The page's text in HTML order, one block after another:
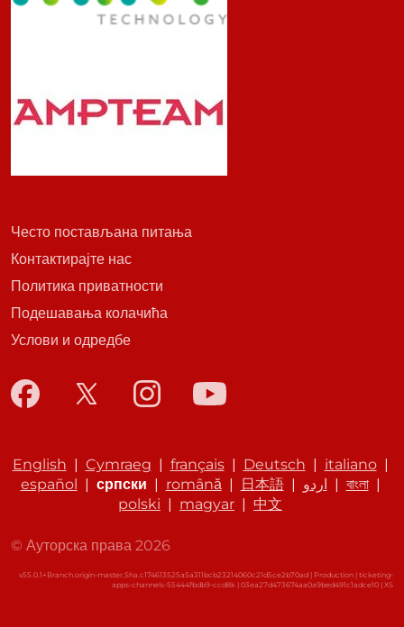
Често постављана питања
Контактирајте нас
Политика приватности
Подешавања колачића
Услови и одредбе
English | Cymraeg | français| Deutsch | italiano|
español | српски | română| 日本語| اردو | বাংলা|
polski | magyar | 中文
© Ауторска права 2026
v55.0.1+Branch.origin-master.Sha.c174613525a5a311bcb23214060c21d5ce2b70ad | Production | ticketing-
apps-channels-55444fbdb9-ccd8k | 03ea27d473674aa0a9bed491c1adce10 | XS